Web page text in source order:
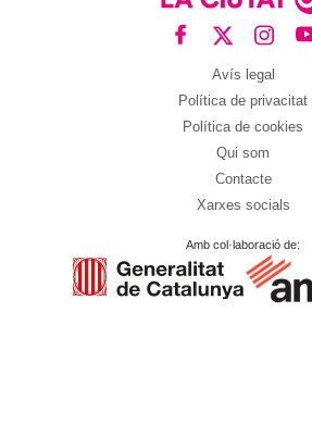
Avís legal
Política de privacitat
Política de cookies
Qui som
Contacte
Xarxes socials
Amb col·laboració de: